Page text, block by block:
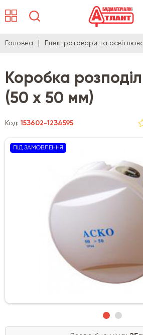
Головна Електротовари та
Коробка
(50 х 50 мм)
Код:153602-1234595
ПІД ЗАМОВЛЕННЯ